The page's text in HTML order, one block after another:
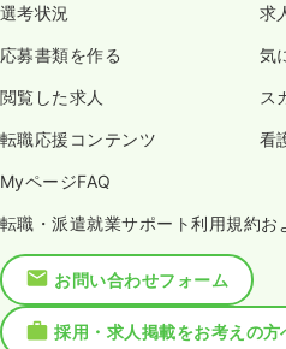
選考状況 求
応募書類を作る 気
閲覧した求人 ス
転職応援コンテンツ 看
MyページFAQ
転職・派遣就業サポート利用規約お
お問い合わせフォーム
採用・求人掲載をお考えの方